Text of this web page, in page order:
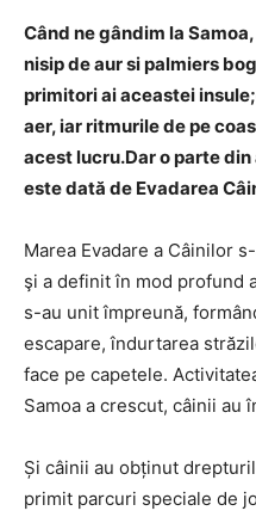
Când ne gândim la
nisip de aur si palmiers
primitori ai aceastei
aer, iar ritmurile de pe
acest lucru.Dar o parte
este dată de Evadarea
Marea Evadare a Câinilor
şi a definit în mod profund
s-au unit împreună,
escapare, îndurtarea
face pe capetele.
Samoa a crescut, câinii au
Și câinii au obținut
primit parcuri speciale de